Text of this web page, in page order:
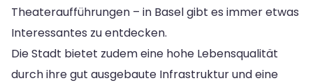
Theateraufführungen – in Basel gibt es immer etwas
Interessantes zu entdecken.
Die Stadt bietet zudem eine hohe Lebensqualität
durch ihre gut ausgebaute Infrastruktur und eine